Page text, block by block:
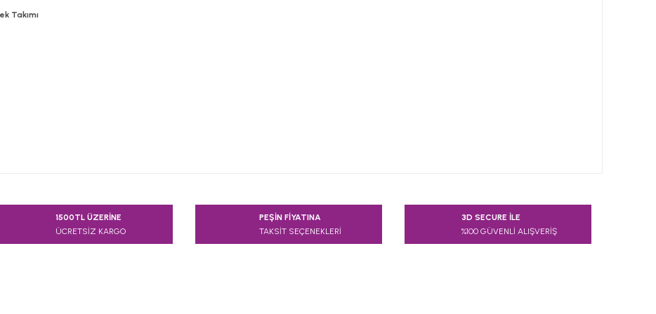
Takımı
ve diğer konularda yetersiz gördüğünüz noktaları öneri formunu kullanarak tarafımıza iletebilirsiniz.
1500TL ÜZERİNE
ÜCRETSİZ KARGO
PEŞİN FİYATINA
TAKSİT SEÇENEKLERİ
3D SECURE İLE
%100 GÜVENLİ ALIŞVERİŞ